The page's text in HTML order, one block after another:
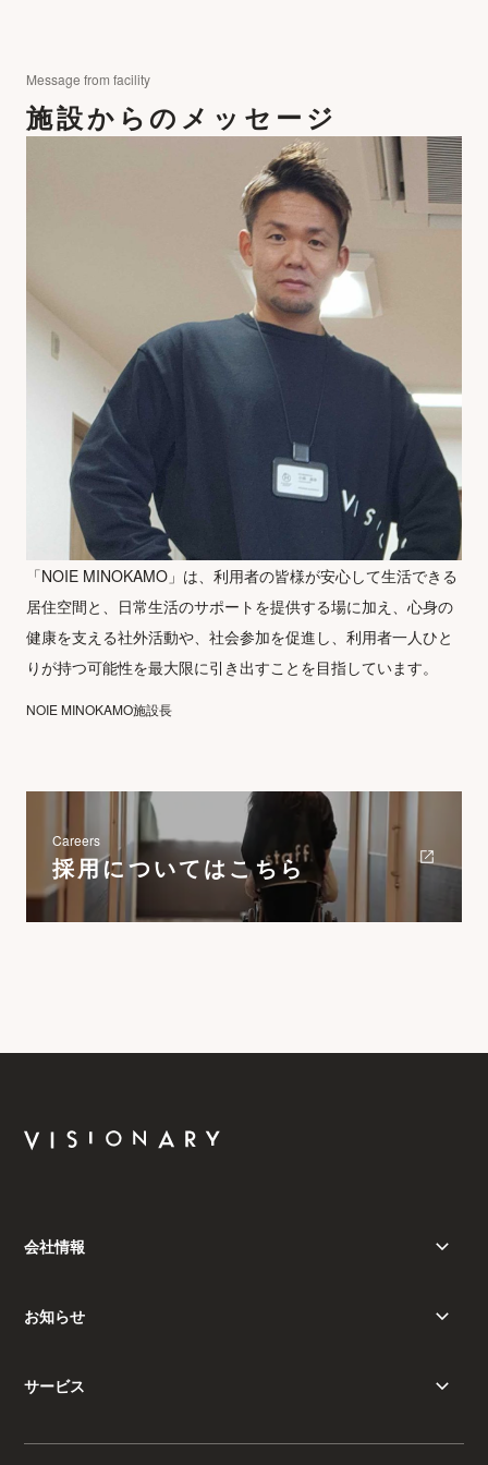
Message from facility
施設からのメッセージ
「NOIE MINOKAMO」は、利用者の皆様が安心して生活できる
居住空間と、日常生活のサポートを提供する場に加え、心身の
健康を支える社外活動や、社会参加を促進し、利用者一人ひと
りが持つ可能性を最大限に引き出すことを目指しています。
NOIE MINOKAMO施設長
Careers
採用についてはこちら
会社情報
お知らせ
サービス